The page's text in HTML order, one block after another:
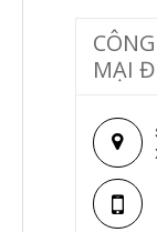
MẠI